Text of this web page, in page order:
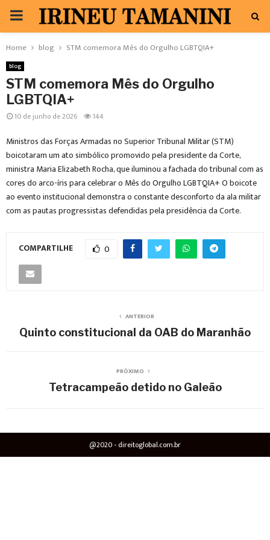
PRIMARY
MENU
Home blog STM comemora Mês do Orgulho LGBTQIA+
blog
STM comemora Mês do Orgulho
LGBTQIA+
10 de junho de 2026 144
Ministros das Forças Armadas no Superior Tribunal Militar (STM)
boicotaram um ato simbólico promovido pela presidente da Corte,
ministra Maria Elizabeth Rocha, que iluminou a fachada do tribunal com as
cores do arco-íris para celebrar o Mês do Orgulho LGBTQIA+ O boicote
ao evento institucional demonstra o constante desconforto da ala militar
com as pautas progressistas defendidas pela presidência da Corte.
COMPARTILHE 0
ANTERIOR
Quinto constitucional da OAB do Maranhão
PRÓXIMO
Tetracampeão detido no Galeão
@2020 - direitoglobal.com.br